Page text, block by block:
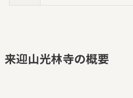
来迎山光林寺の概要